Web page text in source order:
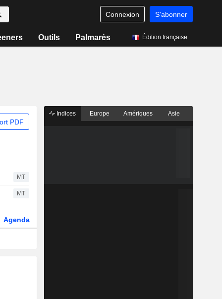
Connexion S'abonner
Outils Palmarès Édition française
PDF
MT
MT
Agenda
Indices Europe Amériques Asie